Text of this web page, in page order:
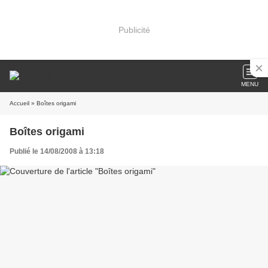
Publicité
MENU
Accueil » Boîtes origami
Boîtes origami
Publié le 14/08/2008 à 13:18